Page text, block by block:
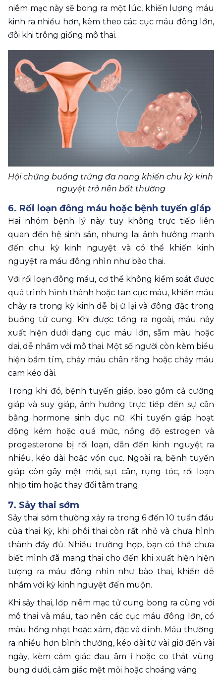
niêm mạc này sẽ bong ra một lúc, khiến lượng máu
kinh ra nhiều hơn, kèm theo các cục máu đông lớn,
đôi khi trông giống mô thai.
Hội chứng buồng trứng đa nang khiến chu kỳ kinh
nguyệt trở nên bất thường
6. Rối loạn đông máu hoặc bệnh tuyến giáp
Hai nhóm bệnh lý này tuy không trực tiếp liên
quan đến hệ sinh sản, nhưng lại ảnh hưởng mạnh
đến chu kỳ kinh nguyệt và có thể khiến kinh
nguyệt ra máu đông nhìn như bào thai.
Với rối loạn đông máu, cơ thể không kiểm soát được
quá trình hình thành hoặc tan cục máu, khiến máu
chảy ra trong kỳ kinh dễ bị ứ lại và đông đặc trong
buồng tử cung. Khi được tống ra ngoài, máu này
xuất hiện dưới dạng cục máu lớn, sẫm màu hoặc
dai, dễ nhầm với mô thai. Một số người còn kèm biểu
hiện bầm tím, chảy máu chân răng hoặc chảy máu
cam kéo dài.
Trong khi đó, bệnh tuyến giáp, bao gồm cả cường
giáp và suy giáp, ảnh hưởng trực tiếp đến sự cân
bằng hormone sinh dục nữ. Khi tuyến giáp hoạt
động kém hoặc quá mức, nồng độ estrogen và
progesterone bị rối loạn, dẫn đến kinh nguyệt ra
nhiều, kéo dài hoặc vón cục. Ngoài ra, bệnh tuyến
giáp còn gây mệt mỏi, sụt cân, rụng tóc, rối loạn
nhịp tim hoặc thay đổi tâm trạng.
7. Sảy thai sớm
Sảy thai sớm thường xảy ra trong 6 đến 10 tuần đầu
của thai kỳ, khi phôi thai còn rất nhỏ và chưa hình
thành đầy đủ. Nhiều trường hợp, bạn có thể chưa
biết mình đã mang thai cho đến khi xuất hiện hiện
tượng ra máu đông nhìn như bào thai, khiến dễ
nhầm với kỳ kinh nguyệt đến muộn.
Khi sảy thai, lớp niêm mạc tử cung bong ra cùng với
mô thai và máu, tạo nên các cục máu đông lớn, có
màu hồng nhạt hoặc xám, đặc và dính. Máu thường
ra nhiều hơn bình thường, kéo dài từ vài giờ đến vài
ngày, kèm cảm giác đau âm ỉ hoặc co thắt vùng
bụng dưới, cảm giác mệt mỏi hoặc choáng váng.